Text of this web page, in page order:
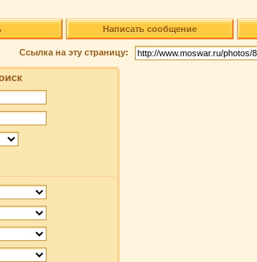
Написать сообщение
Ссылка на эту страницу: